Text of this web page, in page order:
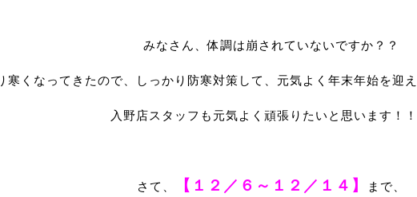
みなさん、体調は崩されていないですか？？
寒くなってきたので、しっかり防寒対策して、元気よく年末年始を迎
入野店スタッフも元気よく頑張りたいと思います！！
さて、 【１２／６～１２／１４】 まで、